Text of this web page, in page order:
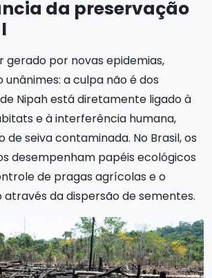
da preservação
gerado por novas epidemias,
unânimes: a culpa não é dos
Nipah está diretamente ligado à
e à interferência humana,
de seiva contaminada. No Brasil, os
desempenham papéis ecológicos
de pragas agrícolas e o
da dispersão de sementes.